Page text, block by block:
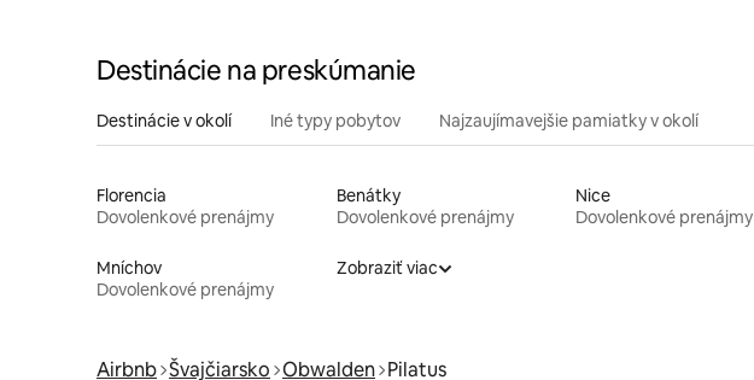
Destinácie na preskúmanie
Destinácie v okolí Iné typy pobytov Najzaujímavejšie pamiatky v okolí
Florencia
Dovolenkové prenájmy
Benátky
Dovolenkové prenájmy
Nice
Dovolenkové prenájmy
Mníchov
Dovolenkové prenájmy
Zobraziť viac
Airbnb Švajčiarsko Obwalden Pilatus